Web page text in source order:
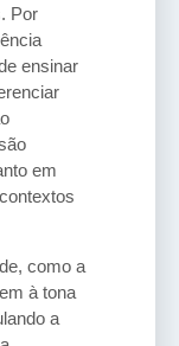
Por
ensinar
em
como a
à tona
a